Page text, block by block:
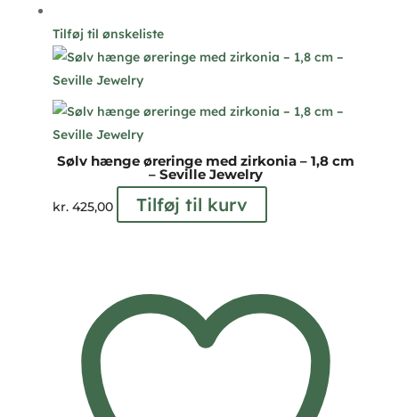
Tilføj til ønskeliste
Sølv hænge øreringe med zirkonia – 1,8 cm
– Seville Jewelry
kr.425,00 Tilføj til kurv